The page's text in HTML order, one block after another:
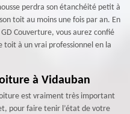
perdra son étanchéité petit à
toit au moins une fois par an. En
Couverture, vous aurez confié
toit à un vrai professionnel en la
à Vidauban
est vraiment très important
pour faire tenir l’état de votre